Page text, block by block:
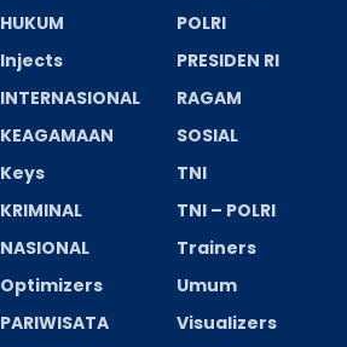
HUKUM
Injects
INTERNASIONAL
KEAGAMAAN
Keys
KRIMINAL
NASIONAL
Optimizers
PARIWISATA
POLRI
PRESIDEN RI
RAGAM
SOSIAL
TNI
TNI – POLRI
Trainers
Umum
Visualizers